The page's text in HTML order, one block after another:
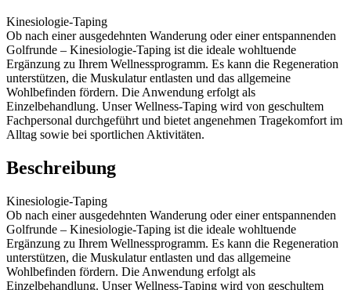
Kinesiologie-Taping
Ob nach einer ausgedehnten Wanderung oder einer entspannenden
Golfrunde – Kinesiologie-Taping ist die ideale wohltuende
Ergänzung zu Ihrem Wellnessprogramm. Es kann die Regeneration
unterstützen, die Muskulatur entlasten und das allgemeine
Wohlbefinden fördern. Die Anwendung erfolgt als
Einzelbehandlung. Unser Wellness-Taping wird von geschultem
Fachpersonal durchgeführt und bietet angenehmen Tragekomfort im
Alltag sowie bei sportlichen Aktivitäten.
Beschreibung
Kinesiologie-Taping
Ob nach einer ausgedehnten Wanderung oder einer entspannenden
Golfrunde – Kinesiologie-Taping ist die ideale wohltuende
Ergänzung zu Ihrem Wellnessprogramm. Es kann die Regeneration
unterstützen, die Muskulatur entlasten und das allgemeine
Wohlbefinden fördern. Die Anwendung erfolgt als
Einzelbehandlung. Unser Wellness-Taping wird von geschultem